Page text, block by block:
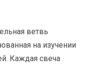
ветвь
на изучении
Каждая свеча